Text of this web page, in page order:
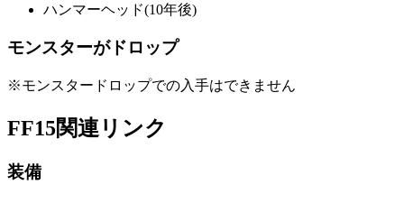
ハンマーヘッド(10年後)
モンスターがドロップ
※モンスタードロップでの入手はできません
FF15関連リンク
装備